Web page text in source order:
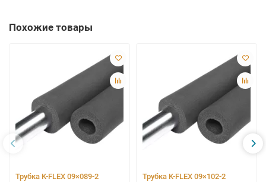
Похожие товары
Трубка K-FLEX 09×089-2
Трубка K-FLEX 09×102-2